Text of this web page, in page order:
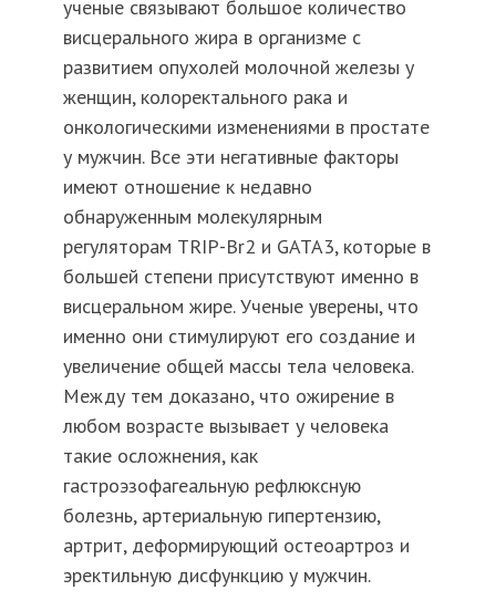
ученые связывают большое количество
висцерального жира в организме с
развитием опухолей молочной железы у
женщин, колоректального рака и
онкологическими изменениями в простате
у мужчин. Все эти негативные факторы
имеют отношение к недавно
обнаруженным молекулярным
регуляторам TRIP-Br2 и GATA3, которые в
большей степени присутствуют именно в
висцеральном жире. Ученые уверены, что
именно они стимулируют его создание и
увеличение общей массы тела человека.
Между тем доказано, что ожирение в
любом возрасте вызывает у человека
такие осложнения, как
гастроэзофагеальную рефлюксную
болезнь, артериальную гипертензию,
артрит, деформирующий остеоартроз и
эректильную дисфункцию у мужчин.